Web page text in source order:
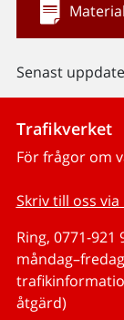
Senast
Trafikverket
För frågor om
Skriv till oss
Ring, 0771-921
åtgärd)